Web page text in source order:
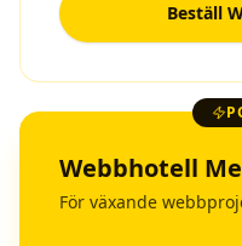
Beställ
Webbhotell
För växande